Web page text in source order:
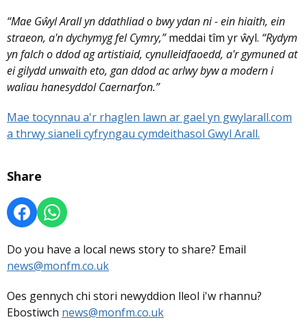
“Mae Gŵyl Arall yn ddathliad o bwy ydan ni - ein hiaith, ein
straeon, a'n dychymyg fel Cymry,”meddai tîm yr ŵyl. “Rydym
yn falch o ddod ag artistiaid, cynulleidfaoedd, a'r gymuned at
ei gilydd unwaith eto, gan ddod ac arlwy byw a modern i
waliau hanesyddol Caernarfon.”
Mae tocynnau a'r rhaglen lawn ar gael yn gwylarall.com
a thrwy sianeli cyfryngau cymdeithasol Gwyl Arall.
Share
Do you have a local news story to share? Email
news@monfm.co.uk
Oes gennych chi stori newyddion lleol i'w rhannu?
Ebostiwch news@monfm.co.uk